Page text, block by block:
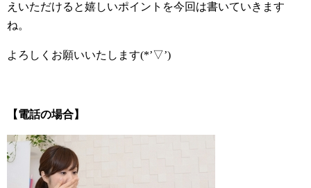
えいただけると嬉しいポイントを今回は書いていきます
ね。
よろしくお願いいたします(*’▽’)
【電話の場合】